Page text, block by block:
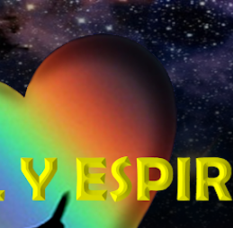
Ir al contenido